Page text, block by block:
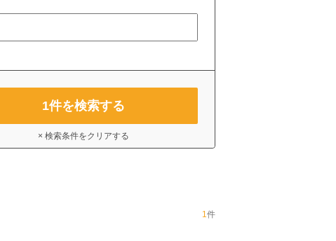
1件を検索する
× 検索条件をクリアする
1件